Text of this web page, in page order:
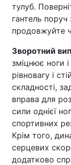
тулуб.
гантель поруч
продовжуйте
Зворотний
зміцнює ноги
рівновагу і
складності,
вправа для
сили однієї
спортивних
Крім того,
серцевих
додатково